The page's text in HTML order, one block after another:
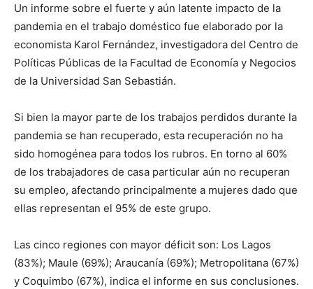
Un informe sobre el fuerte y aún latente impacto de la
pandemia en el trabajo doméstico fue elaborado por la
economista Karol Fernández, investigadora del Centro de
Políticas Públicas de la Facultad de Economía y Negocios
de la Universidad San Sebastián.
Si bien la mayor parte de los trabajos perdidos durante la
pandemia se han recuperado, esta recuperación no ha
sido homogénea para todos los rubros. En torno al 60%
de los trabajadores de casa particular aún no recuperan
su empleo, afectando principalmente a mujeres dado que
ellas representan el 95% de este grupo.
Las cinco regiones con mayor déficit son: Los Lagos
(83%); Maule (69%); Araucanía (69%); Metropolitana (67%)
y Coquimbo (67%), indica el informe en sus conclusiones.